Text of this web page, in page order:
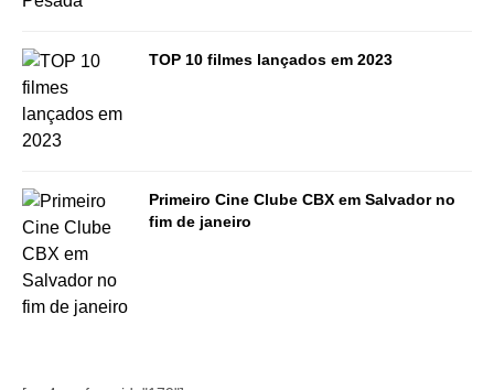
TOP 10 filmes lançados em 2023
Primeiro Cine Clube CBX em Salvador no
fim de janeiro